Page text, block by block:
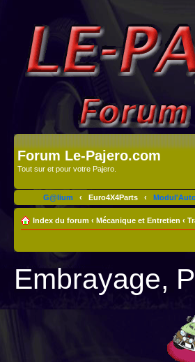
Forum Le-Pajero.com
Tout sur et pour votre Pajero.
G@lium ‹ Euro4X4Parts ‹
Index du forum ‹ Mécanique et Entretien ‹
Embrayage,